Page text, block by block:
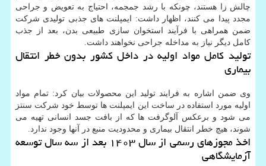
چالش زا هستند، چونکه با رشد جمجمه، احتیاج به تعویض و جراحی
مجدد پیدا می کنند، اظهار داشت: ایمپلنت های جذبی تولیدی شرکت
ضمن همراهی با فرآیند استخوان سازی طبیعی بدن، بعد از جذب
کامل دیگر نیاز به مداخله جراحی نخواهند داشت.
تولید کامل مواد اولیه در داخل کشور بدون خطر انتقال
بیماری
وی ضمن اشاره به فرایند تولید این محصولات بیان کرد: تمام مواد
اولیه مورد استفاده در ساخت این ایمپلنت ها توسط خود شرکت سنتز
می شود و برعکس آلوگرفت ها که از بافت جسد انسانی تهیه می
شوند، هیچ خطر انتقال بیماری و محدودیت منبع در آنها وجود ندارد.
اخذ مجوزهای رسمی از سال ۱۴۰۳ بعد از سه سال توسعه
آزمایشگاهی